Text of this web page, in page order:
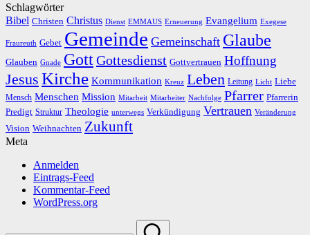
Schlagwörter
Bibel Christen Christus Dienst EMMAUS Erneuerung Evangelium Exegese
Fraureuth Gebet Gemeinde Gemeinschaft Glaube
Glauben Gnade GottGottesdienst Gottvertrauen Hoffnung
Jesus Kirche Kommunikation Kreuz Leben Leitung Licht Liebe
Mensch Menschen Mission Mitarbeit Mitarbeiter Nachfolge Pfarrer Pfarrerin
Predigt Struktur Theologie unterwegs Verkündigung Vertrauen Veränderung
Vision Weihnachten Zukunft
Meta
Anmelden
Eintrags-Feed
Kommentar-Feed
WordPress.org